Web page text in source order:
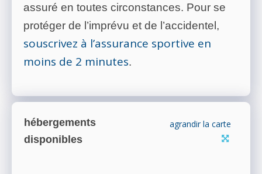
assuré en toutes circonstances. Pour se
protéger de l’imprévu et de l’accidentel,
souscrivez à l’assurance sportive en
moins de 2 minutes.
hébergements
disponibles
agrandir la carte